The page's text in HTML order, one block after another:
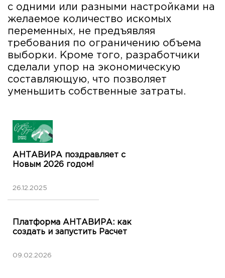
с одними или разными настройками на
желаемое количество искомых
переменных, не предъявляя
требования по ограничению объема
выборки. Кроме того, разработчики
сделали упор на экономическую
составляющую, что позволяет
уменьшить собственные затраты.
АНТАВИРА поздравляет с
Новым 2026 годом!
26.12.2025
Платформа АНТАВИРА: как
создать и запустить Расчет
09.02.2026